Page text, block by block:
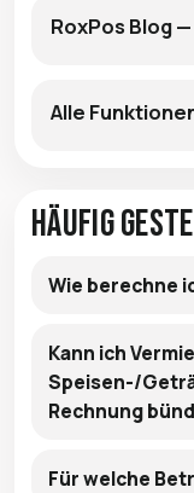
RoxPos Blog
Alle
Häufig
Wie berechne
Kann ich
Speisen-/
Rechnung
Für welche